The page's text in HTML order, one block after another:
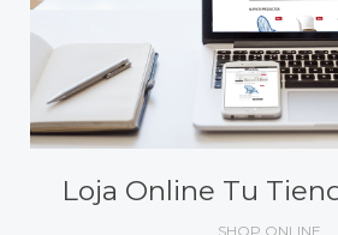
Loja Online Tu
SHOP ONLINE